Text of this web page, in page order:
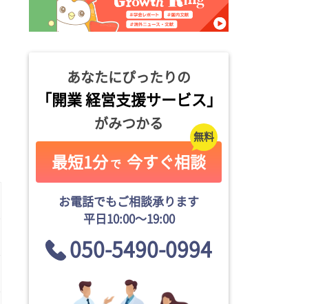
あなたにぴったりの
「開業 経営支援サービス」
がみつかる
最短1分 で 今すぐ相談
お電話でもご相談承ります
平日10:00〜19:00
050-5490-0994